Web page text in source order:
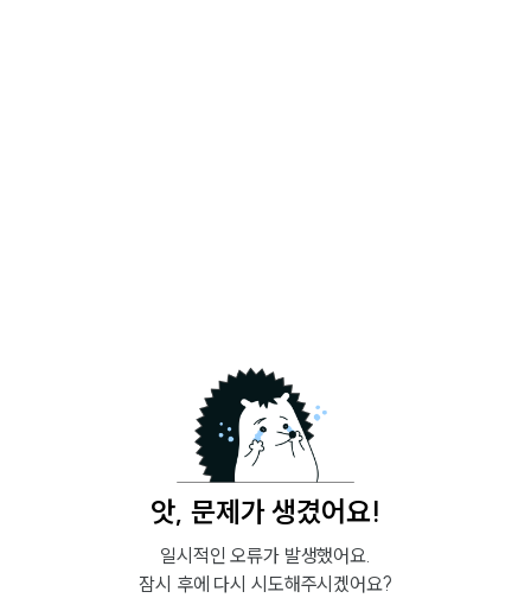
앗, 문제가 생겼어요!
일시적인 오류가 발생했어요.
잠시 후에 다시 시도해주시겠어요?